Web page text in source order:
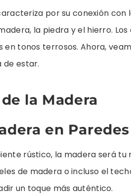
por su conexión con
la piedra y el hierro.
en tonos terrosos. Ahora,
de estar.
la Madera
en
rústico, la madera será tu
de madera o incluso el
un toque más auténtico.